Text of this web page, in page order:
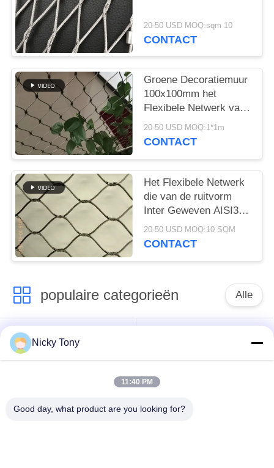
20-50 USD MOQ:sqm 10
CONTACT
Groene Decoratiemuur
100x100mm het
Flexibele Netwerk van
de Roestvrij staalkabel
20-50 USD MOQ:1*1m
CONTACT
Het Flexibele Netwerk
die van de ruitvorm
Inter Geweven AISI316
de Materiële Grootte
van 7x7/7x19-
20-50 USD MOQ:10 SQM
CONTACT
populaire categorieën Alle
Het Netwerk van de
draadkabel
Vogelhuisdraad het
Nicky Tony
11:40 PM
Good day, what product are you looking for?